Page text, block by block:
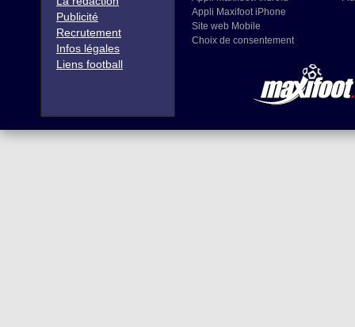
Publicité
Recrutement
Infos légales
Liens football
Appli Maxifoot iPhone
Site web Mobile
Choix de consentement